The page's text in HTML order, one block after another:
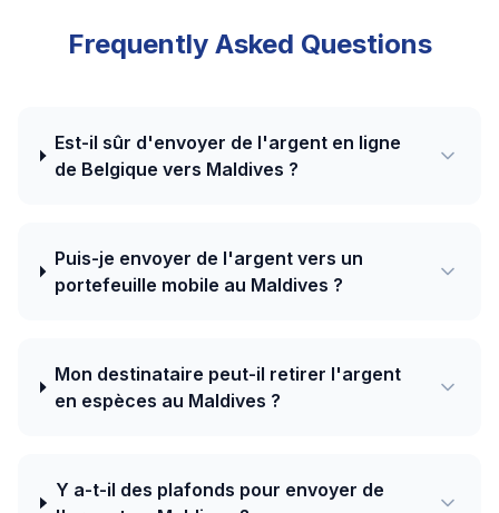
Frequently Asked Questions
Est-il sûr d'envoyer de l'argent en ligne
de Belgique vers Maldives ?
Puis-je envoyer de l'argent vers un
portefeuille mobile au Maldives ?
Mon destinataire peut-il retirer l'argent
en espèces au Maldives ?
Y a-t-il des plafonds pour envoyer de